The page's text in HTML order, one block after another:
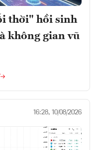
thời" hồi sinh
không gian vũ
16:28, 10/08/2026